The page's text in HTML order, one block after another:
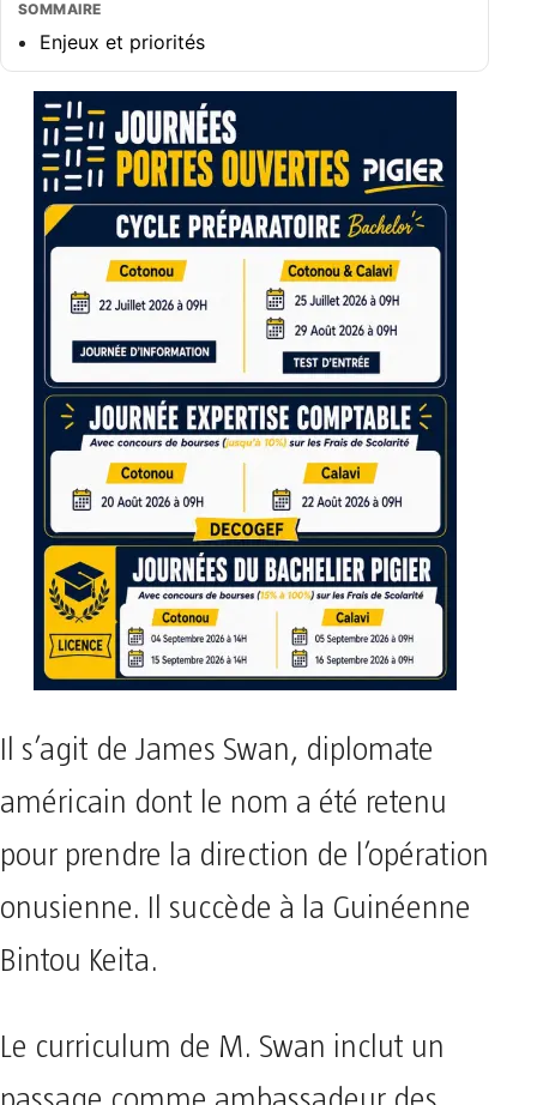
SOMMAIRE
Enjeux et priorités
Il s’agit de James Swan, diplomate
américain dont le nom a été retenu
pour prendre la direction de l’opération
onusienne. Il succède à la Guinéenne
Bintou Keita.
Le curriculum de M. Swan inclut un